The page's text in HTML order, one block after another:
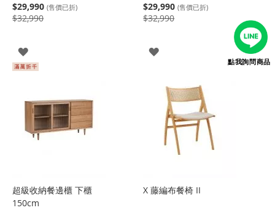
$29,990 (售價已折)
$32,990
登
入
$29,990 (售價已折)
$32,990
登
超級收納餐邊櫃 下櫃
150cm
X 藤編布餐椅 II
點我詢問商品